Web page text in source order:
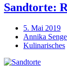
Sandtorte:
5. Mai 2019
Annika
Kulinarisches